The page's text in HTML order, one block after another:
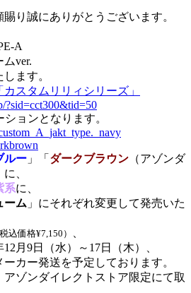
り誠にありがとうございます。
A
ver.
ます。
カスタムリリィシリーズ」
?sid=cct300&tid=50
ョンとなります。
ルー 」「 ダークブラウン （アゾンダ
、
系に、
ーム 」にそれぞれ変更して発売いた
税込価格¥7,150）
、
月9日（水）～17日（木）、
カー発送を予定しております。
ゾンダイレクトストア限定にて取